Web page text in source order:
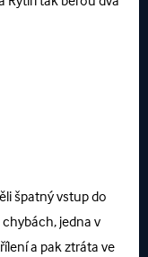
špatný vstup do
jedna v
a pak ztráta ve